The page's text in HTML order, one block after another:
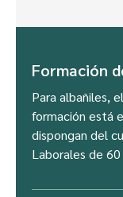
Formación
Para albañiles,
formación está
dispongan del
Laborales de 60